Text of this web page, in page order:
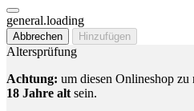
general.loading
Abbrechen Hinzufügen
Altersprüfung
Achtung: um diesen Onlineshop zu
18 Jahre altsein.